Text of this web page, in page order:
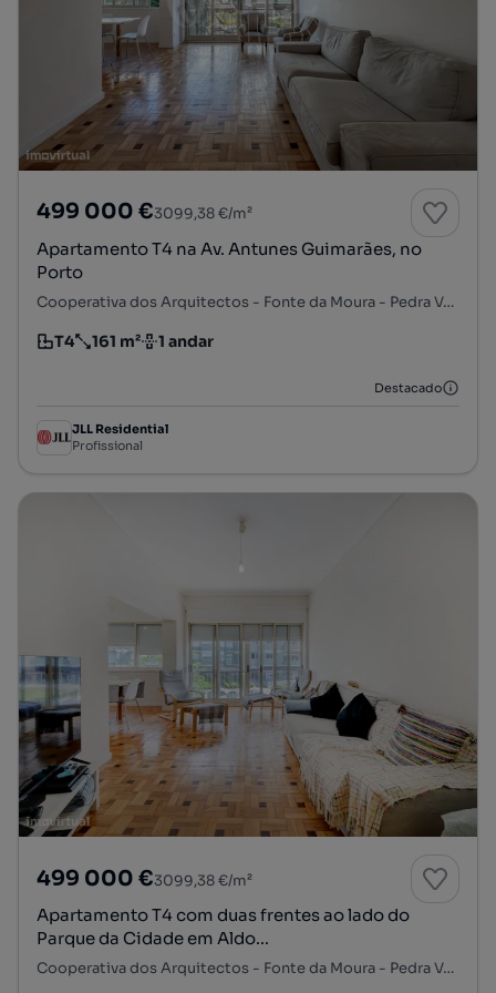
499 000 €3099,38 €/m²
Apartamento T4 na Av. Antunes Guimarães, no
Porto
Cooperativa dos Arquitectos - Fonte da Moura - Pedra Verde, Aldoar, Foz do Douro e Nevogilde, Porto, Porto
Tipologia
T4
Preço por metro quadrado
161 m²
Andar 1 andar
Destacado
JLL Residential
Profissional
499 000 €3099,38 €/m²
Apartamento T4 com duas frentes ao lado do
Parque da Cidade em Aldo...
Cooperativa dos Arquitectos - Fonte da Moura - Pedra Verde, Aldoar, Foz do Douro e Nevogilde, Porto, Porto